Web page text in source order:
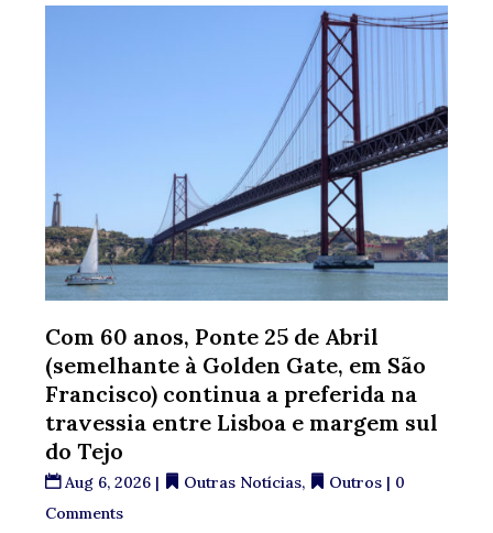
Com 60 anos, Ponte 25 de Abril
(semelhante à Golden Gate, em São
Francisco) continua a preferida na
travessia entre Lisboa e margem sul
do Tejo
Aug 6, 2026 | Outras Notícias, Outros | 0
Comments